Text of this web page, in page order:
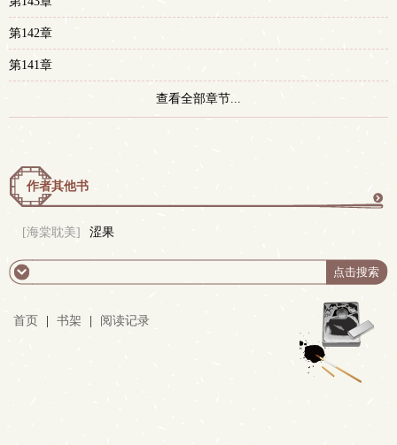
第142章
第141章
查看全部章节...
作者其他书
多
[海棠耽美] 涩果
首页 书架 阅读记录